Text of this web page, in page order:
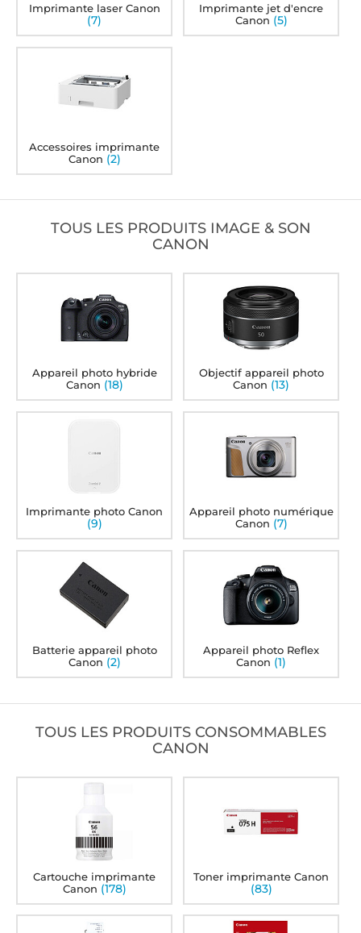
Imprimante laser Canon
(7)
Imprimante jet d'encre
Canon (5)
Accessoires imprimante
Canon (2)
TOUS LES PRODUITS IMAGE & SON
CANON
Appareil photo hybride
Canon (18)
Objectif appareil photo
Canon (13)
Imprimante photo Canon
(9)
Appareil photo numérique
Canon (7)
Batterie appareil photo
Canon (2)
Appareil photo Reflex
Canon (1)
TOUS LES PRODUITS CONSOMMABLES
CANON
Cartouche imprimante
Canon (178)
Toner imprimante Canon
(83)